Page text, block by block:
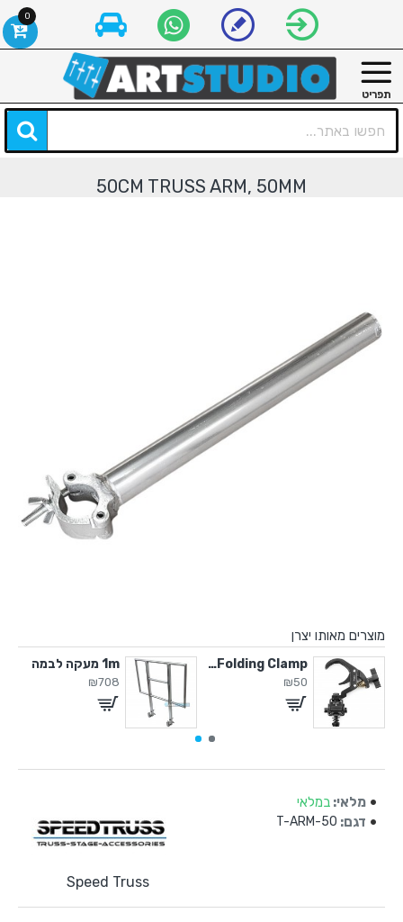
50CM TRUSS ARM, 50MM
מוצרים מאותו יצרן
100kg Folding Clamp
₪50
1m מעקה לבמה
₪708
מלאי: במלאי
דגם: T-ARM-50
Speed Truss
0